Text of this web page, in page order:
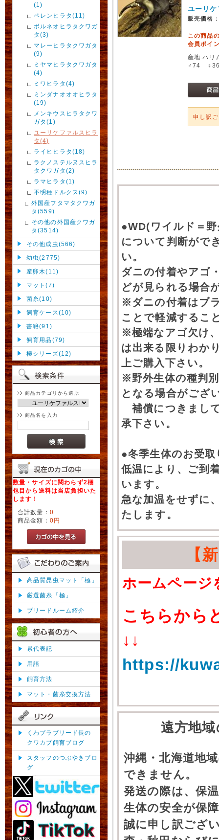
(1)
ペレンヒラタ(11)
ボルネオヒラタクワガ
タ(3)
マレーヒラタクワガタ
(9)
ミヤマヒラタクワガタ
(4)
ミワヒラタ(4)
ミンダナオオオヒラタ
(19)
メンキウスヒラタクワ
ガタ(1)
ユーリケファルスヒラ
タ(4)
ライヒヒラタ(18)
ラクノステルヌスヒラ
タクワガタ(2)
ラマヒラタ(1)
不明種ドルクス(9)
外国産フタマタクワガ
タ(559)
その他の外国産クワガ
タ(3514)
その他成虫(566)
幼虫(2775)
産卵木(11)
マット(7)
菌糸(10)
飼育ケース(10)
書籍(91)
飼育用品(79)
極シリーズ(12)
商品カテゴリから選ぶ
商品名を入力
数量・サイズに関わらず2梱
包目から送料は当店負担いた
します！
合計数量： 0
商品金額： 0円
高品質昆虫マット「極」
厳選菌糸「極」
ブリードルーム紹介
累代表記
用語
飼育方法
マット・菌糸交換方法
くわプラブリード長の
クワカブ飼育ブログ
スタッフのつぶやきブロ
グ
ユーリ
販売価格
この商品
会員ポイ
産地:ハリ
♂74
申し訳
●WD(ワイルド＝
について判断がで
い。
ダニの付着やアゴ
どが見られる場合
※ダニの付着はブ
ことで軽減するこ
※極端なアゴ欠け
は出来る限りわか
上ご購入下さい。
※野外生体の種判
となる場合がござ
補償につきまし
承下さい。
●冬季生体のお受
低温により、ご到
います。
急な加温をせずに
たします。
【
ホームページ
こちらから
↓↓
https://
遠方地
沖縄・北海道地
できません。
発送の際は、保
生体の安全が保
誠に申し訳ござ